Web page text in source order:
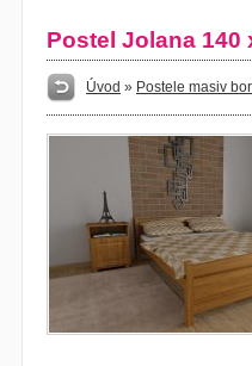
Postel Jolana 140
Úvod » Postele masiv